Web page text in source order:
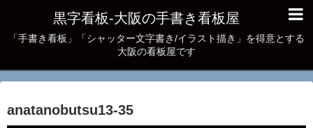
黒字看板‐大阪の手書き看板屋
「手書き看板」「シャッター文字書き/イラスト描き」を得意とする
大阪の看板屋です
anatanobutsu13-35